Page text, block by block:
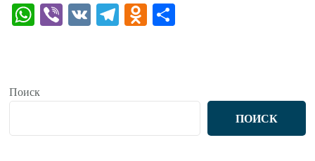
WhatsApp
Viber
VK Telegram
Odnoklassniki
Поиск
ПОИСК